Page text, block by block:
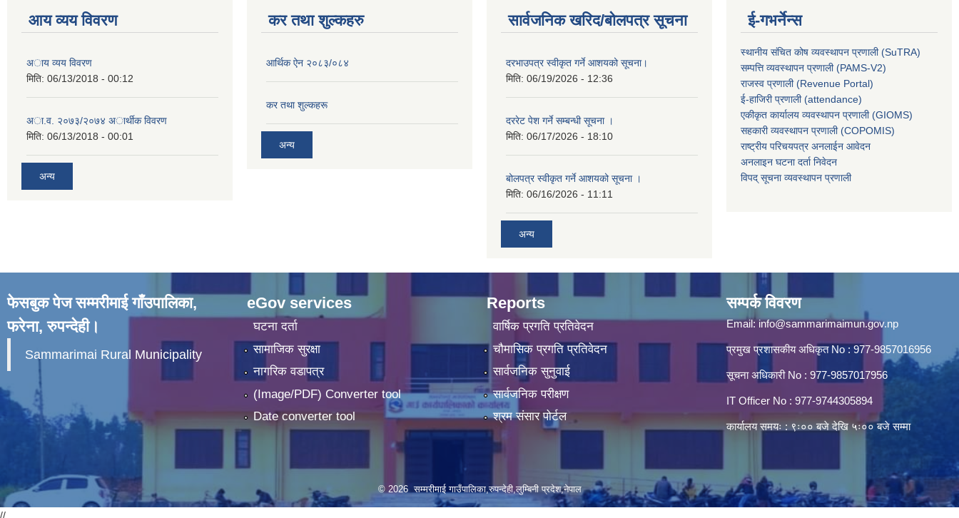
आय व्यय विवरण
अाय व्यय विवरण
मिति: 06/13/2018 - 00:12
अा.व. २०७३/२०७४ अार्थीक विवरण
मिति: 06/13/2018 - 00:01
अन्य
कर तथा शुल्कहरु
आर्थिक ऐन २०८३/०८४
कर तथा शुल्कहरू
अन्य
सार्वजनिक खरिद/बोलपत्र सूचना
दरभाउपत्र स्वीकृत गर्ने आशयको सूचना।
मिति: 06/19/2026 - 12:36
दररेट पेश गर्ने सम्बन्धी सूचना ।
मिति: 06/17/2026 - 18:10
बोलपत्र स्वीकृत गर्ने आशयको सूचना ।
मिति: 06/16/2026 - 11:11
अन्य
ई-गभर्नेन्स
स्थानीय संचित कोष व्यवस्थापन प्रणाली (SuTRA)
सम्पत्ति व्यवस्थापन प्रणाली (PAMS-V2)
राजस्व प्रणाली (Revenue Portal)
ई-हाजिरी प्रणाली (attendance)
एकीकृत कार्यालय व्यवस्थापन प्रणाली (GIOMS)
सहकारी व्यवस्थापन प्रणाली (COPOMIS)
राष्ट्रीय परिचयपत्र अनलाईन आवेदन
अनलाइन घटना दर्ता निवेदन
विपद् सूचना व्यवस्थापन प्रणाली
फेसबुक पेज सम्मरीमाई गाँउपालिका,
फरेना, रुपन्देही।
Sammarimai Rural Municipality
eGov services
घटना दर्ता
सामाजिक सुरक्षा
नागरिक वडापत्र
(Image/PDF) Converter tool
Date converter tool
Reports
वार्षिक प्रगति प्रतिवेदन
चौमासिक प्रगति प्रतिवेदन
सार्वजनिक सुनुवाई
सार्वजनिक परीक्षण
श्रम संसार पोर्टल
सम्पर्क विवरण
Email:info@sammarimaimun.gov.np
प्रमुख प्रशासकीय अधिकृत No : 977-9857016956
सूचना अधिकारी No : 977-9857017956
IT Officer No : 977-9744305894
कार्यालय समयः : ९ः०० बजे देखि ५ः०० बजे सम्मा
© 2026 सम्मरीमाई गाउँपालिका,रुपन्देही,लुम्बिनी प्रदेश,नेपाल
//